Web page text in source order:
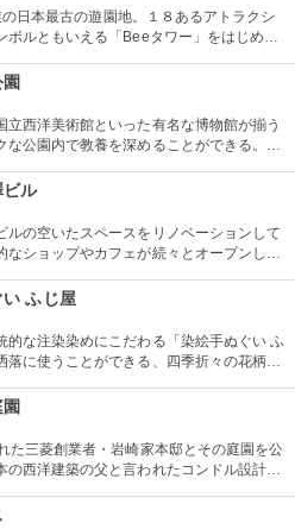
日本最古の遊園地。１８あるアトラクシ
ボルともいえる「Beeタワー」をはじめ、
園
立西洋美術館といった有名な博物館が揃う
な公園内で教養を深めることができる。ま
ビル
ルの空いたスペースをリノベーションして
なショップやカフェが続々とオープンした
ビルとなっている。
ふじ屋
的な注染染めにこだわる「染絵手ぬぐい ふ
落に使うことができる、四季折々の花柄や
ています。
園
た三菱創業者・岩崎家本邸とその庭園を公
の西洋建築の父と言われたコンドル設計の
。